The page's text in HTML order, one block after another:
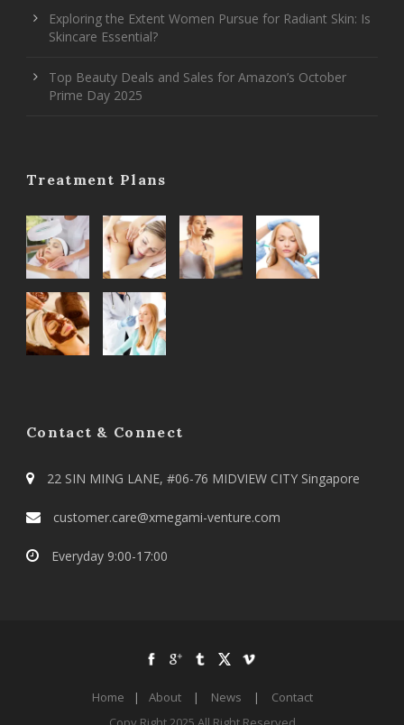
Exploring the Extent Women Pursue for Radiant Skin: Is
Skincare Essential?
Top Beauty Deals and Sales for Amazon’s October
Prime Day 2025
Treatment Plans
Contact & Connect
22 SIN MING LANE, #06-76 MIDVIEW CITY Singapore
customer.care@xmegami-venture.com
Everyday 9:00-17:00
Home | About | News |
Contact